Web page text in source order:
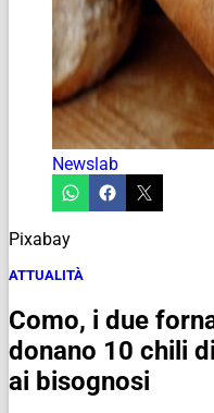
Newslab
Pixabay
ATTUALITÀ
Como, i due
donano 10 chili
ai bisognosi